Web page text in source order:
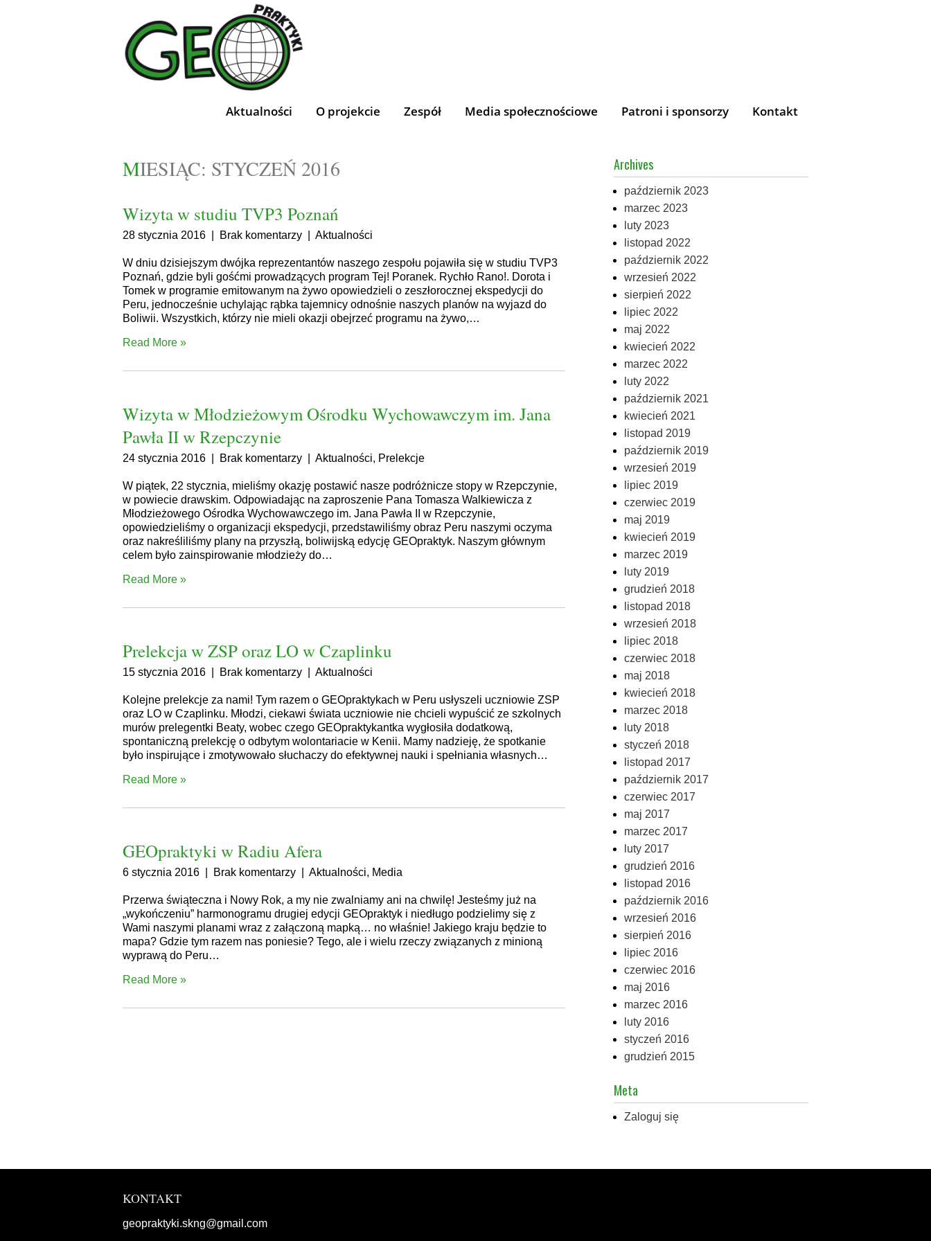
Aktualności O projekcie Zespół Media społecznościowe Patroni i sponsorzy Kontakt
MIESIĄC: STYCZEŃ 2016
Wizyta w studiu TVP3 Poznań
28 stycznia 2016 Brak komentarzy Aktualności
W dniu dzisiejszym dwójka reprezentantów naszego zespołu pojawiła się w studiu TVP3
Poznań, gdzie byli gośćmi prowadzących program Tej! Poranek. Rychło Rano!. Dorota i
Tomek w programie emitowanym na żywo opowiedzieli o zeszłorocznej ekspedycji do
Peru, jednocześnie uchylając rąbka tajemnicy odnośnie naszych planów na wyjazd do
Boliwii. Wszystkich, którzy nie mieli okazji obejrzeć programu na żywo,…
Read More »
Wizyta w Młodzieżowym Ośrodku Wychowawczym im. Jana
Pawła II w Rzepczynie
24 stycznia 2016 Brak komentarzy Aktualności, Prelekcje
W piątek, 22 stycznia, mieliśmy okazję postawić nasze podróżnicze stopy w Rzepczynie,
w powiecie drawskim. Odpowiadając na zaproszenie Pana Tomasza Walkiewicza z
Młodzieżowego Ośrodka Wychowawczego im. Jana Pawła II w Rzepczynie,
opowiedzieliśmy o organizacji ekspedycji, przedstawiliśmy obraz Peru naszymi oczyma
oraz nakreśliliśmy plany na przyszłą, boliwijską edycję GEOpraktyk. Naszym głównym
celem było zainspirowanie młodzieży do…
Read More »
Prelekcja w ZSP oraz LO w Czaplinku
15 stycznia 2016 Brak komentarzy Aktualności
Kolejne prelekcje za nami! Tym razem o GEOpraktykach w Peru usłyszeli uczniowie ZSP
oraz LO w Czaplinku. Młodzi, ciekawi świata uczniowie nie chcieli wypuścić ze szkolnych
murów prelegentki Beaty, wobec czego GEOpraktykantka wygłosiła dodatkową,
spontaniczną prelekcję o odbytym wolontariacie w Kenii. Mamy nadzieję, że spotkanie
było inspirujące i zmotywowało słuchaczy do efektywnej nauki i spełniania własnych…
Read More »
GEOpraktyki w Radiu Afera
6 stycznia 2016 Brak komentarzy Aktualności, Media
Przerwa świąteczna i Nowy Rok, a my nie zwalniamy ani na chwilę! Jesteśmy już na
„wykończeniu” harmonogramu drugiej edycji GEOpraktyk i niedługo podzielimy się z
Wami naszymi planami wraz z załączoną mapką… no właśnie! Jakiego kraju będzie to
mapa? Gdzie tym razem nas poniesie? Tego, ale i wielu rzeczy związanych z minioną
wyprawą do Peru…
Read More »
Archives
październik 2023
marzec 2023
luty 2023
listopad 2022
październik 2022
wrzesień 2022
sierpień 2022
lipiec 2022
maj 2022
kwiecień 2022
marzec 2022
luty 2022
październik 2021
kwiecień 2021
listopad 2019
październik 2019
wrzesień 2019
lipiec 2019
czerwiec 2019
maj 2019
kwiecień 2019
marzec 2019
luty 2019
grudzień 2018
listopad 2018
wrzesień 2018
lipiec 2018
czerwiec 2018
maj 2018
kwiecień 2018
marzec 2018
luty 2018
styczeń 2018
listopad 2017
październik 2017
czerwiec 2017
maj 2017
marzec 2017
luty 2017
grudzień 2016
listopad 2016
październik 2016
wrzesień 2016
sierpień 2016
lipiec 2016
czerwiec 2016
maj 2016
marzec 2016
luty 2016
styczeń 2016
grudzień 2015
Meta
Zaloguj się
KONTAKT
geopraktyki.skng@gmail.com